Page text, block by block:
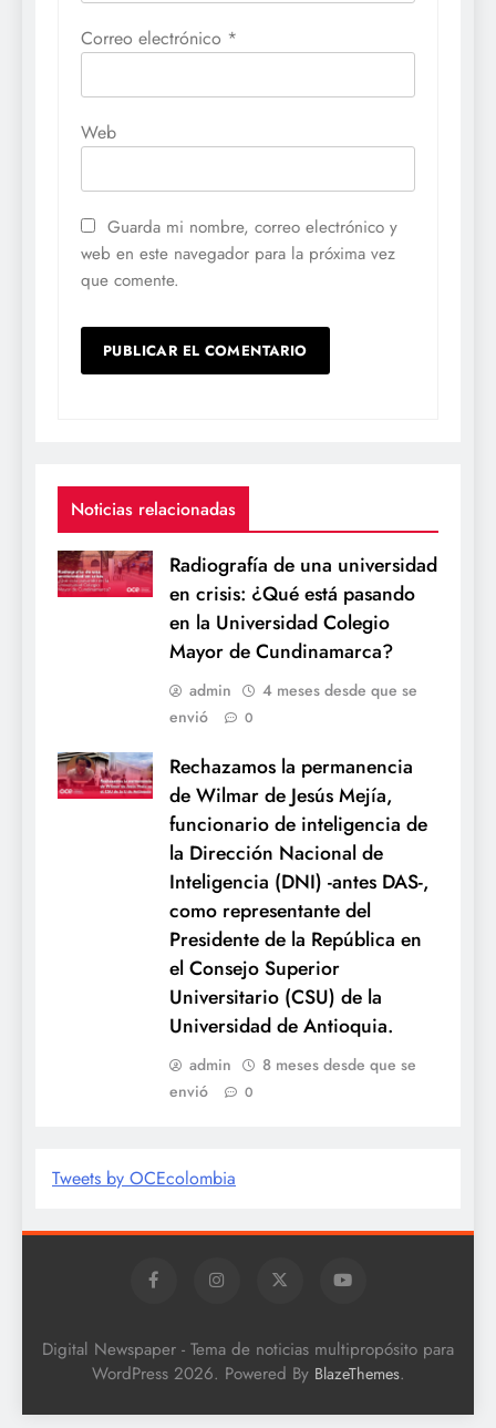
Correo electrónico *
Web
Guarda mi nombre, correo electrónico y
web en este navegador para la próxima vez
que comente.
Noticias relacionadas
Radiografía de una universidad
en crisis: ¿Qué está pasando
en la Universidad Colegio
Mayor de Cundinamarca?
admin
4 meses desde que se
envió
0
Rechazamos la permanencia
de Wilmar de Jesús Mejía,
funcionario de inteligencia de
la Dirección Nacional de
Inteligencia (DNI) -antes DAS-,
como representante del
Presidente de la República en
el Consejo Superior
Universitario (CSU) de la
Universidad de Antioquia.
admin
8 meses desde que se
envió
0
Tweets by OCEcolombia
Digital Newspaper - Tema de noticias multipropósito para
WordPress 2026. Powered By BlazeThemes.